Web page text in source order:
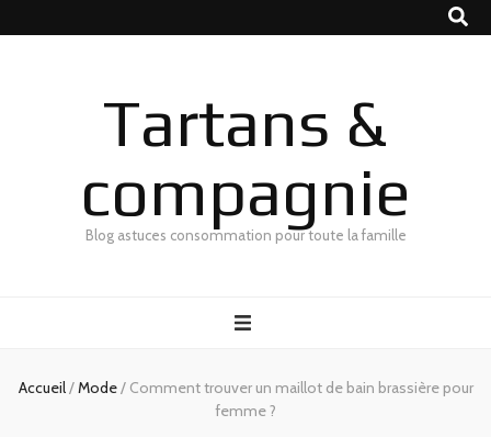
Tartans &
compagnie
Blog astuces consommation pour toute la famille
Accueil/Mode/ Comment trouver un maillot de bain brassière pour
femme ?